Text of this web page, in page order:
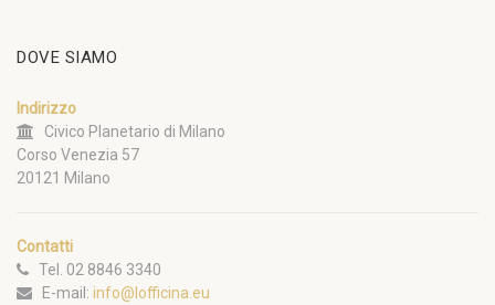
DOVE SIAMO
Indirizzo
Civico Planetario di Milano
Corso Venezia 57
20121 Milano
Contatti
Tel. 02 8846 3340
E-mail: info@lofficina.eu